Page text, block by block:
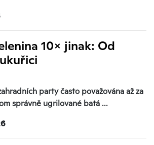
10× jinak: Od
party často považována až za
správně ugrilované batá ...